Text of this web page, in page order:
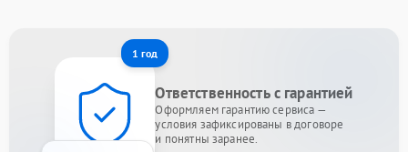
1 год
Ответственность с гарантией
Оформляем гарантию сервиса —
условия зафиксированы в договоре
и понятны заранее.